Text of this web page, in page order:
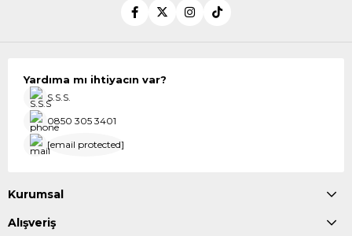
Yardıma mı ihtiyacın var?
S.S.S.
0850 305 3401
[email protected]
Kurumsal
Alışveriş